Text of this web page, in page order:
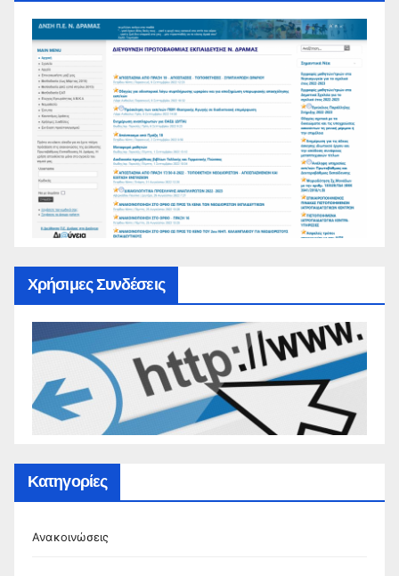
Χρήσιμες Συνδέσεις
Κατηγορίες
Ανακοινώσεις